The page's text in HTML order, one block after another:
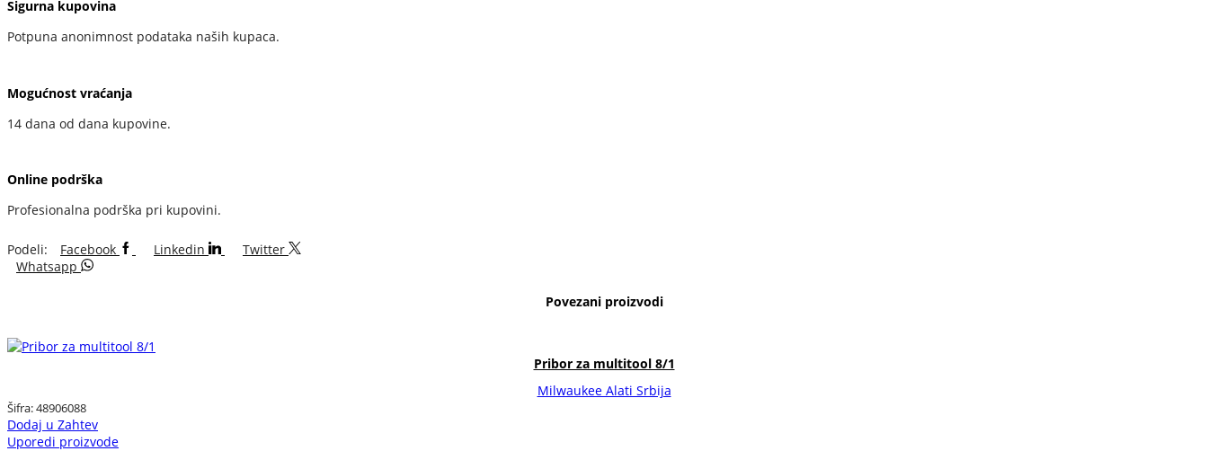
Sigurna kupovina
Potpuna anonimnost podataka naših kupaca.
Mogućnost vraćanja
14 dana od dana kupovine.
Online podrška
Profesionalna podrška pri kupovini.
Podeli: Facebook Linkedin
Twitter
Whatsapp
Povezani proizvodi
Pribor za multitool 8/1
Milwaukee Alati Srbija
Šifra:48906088
Dodaj u Zahtev
Uporedi proizvode